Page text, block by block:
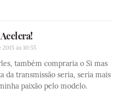
às 10:55
também compraria o Si mas
da transmissão seria, seria mais
paixão pelo modelo.